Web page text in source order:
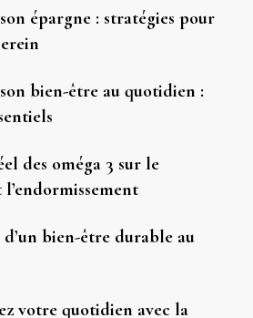
épargne : stratégies pour
bien-être au quotidien :
des oméga 3 sur le
d’un bien-être durable au
votre quotidien avec la